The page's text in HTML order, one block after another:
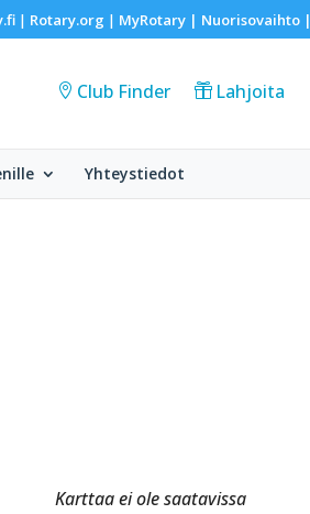
| Rotary.org | MyRotary | Nuorisovaihto|
Club Finder Lahjoita
Yhteystiedot
Karttaa ei ole saatavissa